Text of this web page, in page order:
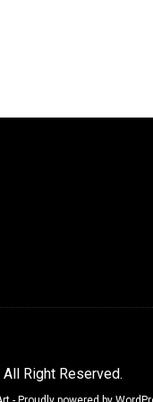
Right Reserved.